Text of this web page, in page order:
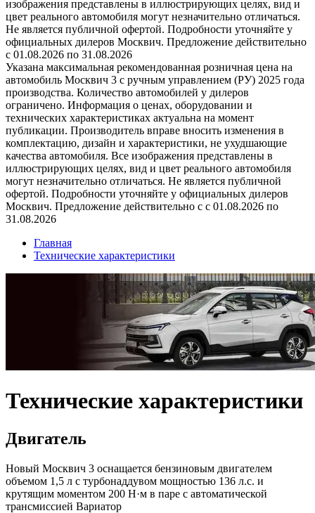
изображения представлены в иллюстрирующих целях, вид и
цвет реального автомобиля могут незначительно отличаться.
Не является публичной офертой. Подробности уточняйте у
официальных дилеров Москвич. Предложение действительно
с 01.08.2026 по 31.08.2026
Указана максимальная рекомендованная розничная цена на
автомобиль Москвич 3 с ручным управлением (РУ) 2025 года
производства. Количество автомобилей у дилеров
ограничено. Информация о ценах, оборудовании и
технических характеристиках актуальна на момент
публикации. Производитель вправе вносить изменения в
комплектацию, дизайн и характеристики, не ухудшающие
качества автомобиля. Все изображения представлены в
иллюстрирующих целях, вид и цвет реального автомобиля
могут незначительно отличаться. Не является публичной
офертой. Подробности уточняйте у официальных дилеров
Москвич. Предложение действительно с с 01.08.2026 по
31.08.2026
Главная
Технические характеристики
Технические характеристики
Двигатель
Новый Москвич 3 оснащается бензиновым двигателем
объемом 1,5 л с турбонаддувом мощностью 136 л.с. и
крутящим моментом 200 Н·м в паре с автоматической
трансмиссией Вариатор